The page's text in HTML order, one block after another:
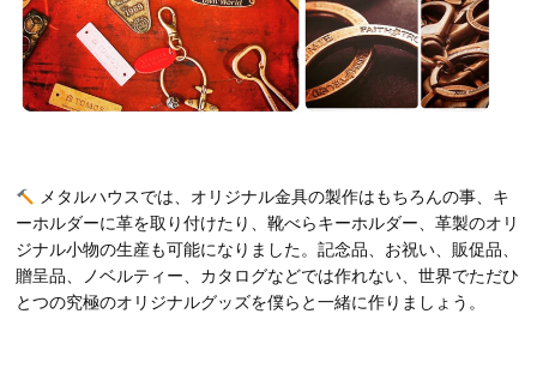
メタルハウスでは、オリジナル金具の製作はもちろんの事、キ
ーホルダーに革を取り付けたり、靴べらキーホルダー、革製のオリ
ジナル小物の生産も可能になりました。記念品、お祝い、販促品、
贈呈品、ノベルティー、カタログなどでは作れない、世界でただひ
とつの究極のオリジナルグッズを僕らと一緒に作りましょう。